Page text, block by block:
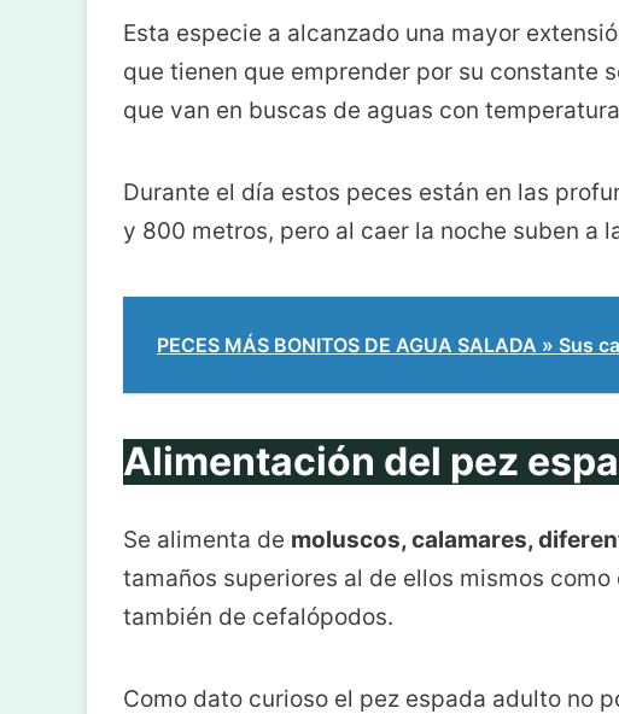
Esta especie a alcanzado una mayor
que tienen que emprender por su constante
que van en buscas de aguas con
Durante el día estos peces están en las
y 800 metros, pero al caer la noche suben a
PECES MÁS BONITOS DE AGUA SALADA » Sus
Alimentación del pez
Se alimenta de moluscos, calamares,
tamaños superiores al de ellos mismos
también de cefalópodos.
Como dato curioso el pez espada adulto no